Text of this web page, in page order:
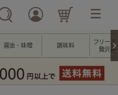
醤油・味噌 調味料
フリーズ
贅沢み